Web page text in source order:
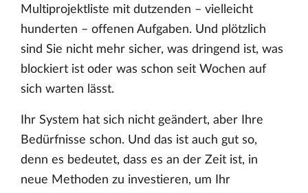
Multiprojektliste mit dutzenden – vielleicht
hunderten – offenen Aufgaben. Und plötzlich
sind Sie nicht mehr sicher, was dringend ist, was
blockiert ist oder was schon seit Wochen auf
sich warten lässt.
Ihr System hat sich nicht geändert, aber Ihre
Bedürfnisse schon. Und das ist auch gut so,
denn es bedeutet, dass es an der Zeit ist, in
neue Methoden zu investieren, um Ihr